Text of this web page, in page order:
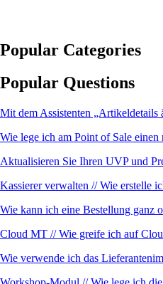
Popular Categories
Popular Questions
Mit dem Assistenten
Wie lege ich am Point of Sale einen
Aktualisieren Sie Ihren UVP und
Kassierer verwalten // Wie erstelle
Wie kann ich eine Bestellung ganz
Cloud MT // Wie greife ich auf
Wie verwende ich das